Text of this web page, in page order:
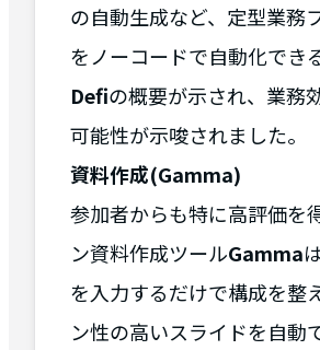
の自動生成など、定型業務
をノーコードで自動化でき
Defiの概要が示され、業務
可能性が示唆されました。
資料作成(Gamma)
参加者からも特に高評価を
ン資料作成ツールGamma
を入力するだけで構成を整
ン性の高いスライドを自動